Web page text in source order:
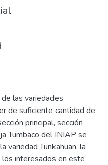
las variedades
de suficiente cantidad de
principal, sección
Tumbaco del INIAP se
variedad Tunkahuan, la
interesados en este